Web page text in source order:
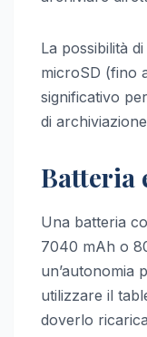
La possibilità
microSD (fino
significativo
di
Batteria
Una batteria
7040 mAh o
un’autonomia
utilizzare il
doverlo